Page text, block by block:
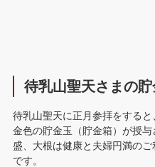
待乳山聖天さまの
待乳山聖天に正月参拝をする
金色の貯金玉（貯金箱）が授
盛、大根は健康と夫婦円満の
です。